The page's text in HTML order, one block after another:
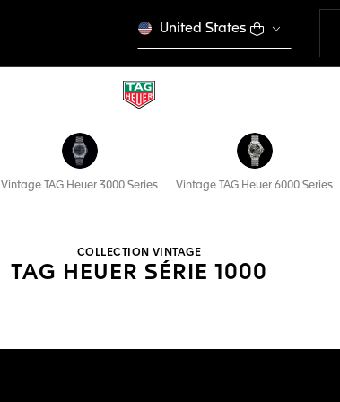
United States
Vintage TAG Heuer 3000 Series Vintage TAG Heuer 6000 Series
COLLECTION VINTAGE
TAG HEUER SÉRIE 1000